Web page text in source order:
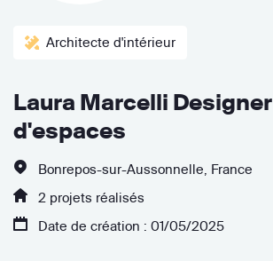
Architecte d'intérieur
Laura Marcelli Designer
d'espaces
Bonrepos-sur-Aussonnelle, France
2 projets réalisés
Date de création : 01/05/2025